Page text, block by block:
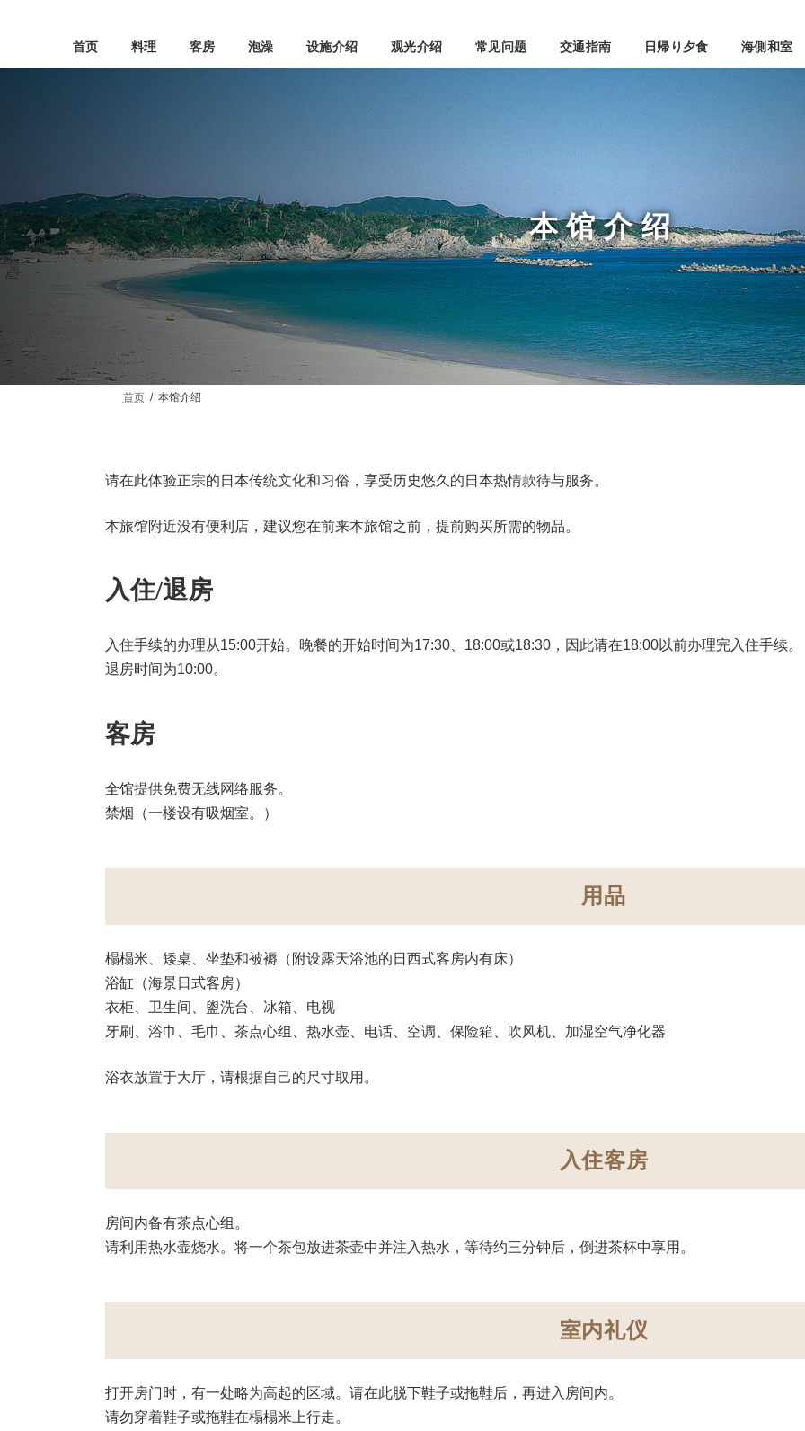
首页 料理 客房 泡澡 设施介绍 观光介绍 常见问题 交通指南 日帰り夕食 海側和室
本馆介绍
首页 本馆介绍
请在此体验正宗的日本传统文化和习俗，享受历史悠久的日本热情款待与服务。
本旅馆附近没有便利店，建议您在前来本旅馆之前，提前购买所需的物品。
入住/退房
入住手续的办理从15:00开始。晚餐的开始时间为17:30、18:00或18:30，因此请在18:00以前办理完入住手续。
退房时间为10:00。
客房
全馆提供免费无线网络服务。
禁烟（一楼设有吸烟室。）
用品
榻榻米、矮桌、坐垫和被褥（附设露天浴池的日西式客房内有床）
浴缸（海景日式客房）
衣柜、卫生间、盥洗台、冰箱、电视
牙刷、浴巾、毛巾、茶点心组、热水壶、电话、空调、保险箱、吹风机、加湿空气净化器
浴衣放置于大厅，请根据自己的尺寸取用。
入住客房
房间内备有茶点心组。
请利用热水壶烧水。将一个茶包放进茶壶中并注入热水，等待约三分钟后，倒进茶杯中享用。
室内礼仪
打开房门时，有一处略为高起的区域。请在此脱下鞋子或拖鞋后，再进入房间内。
请勿穿着鞋子或拖鞋在榻榻米上行走。